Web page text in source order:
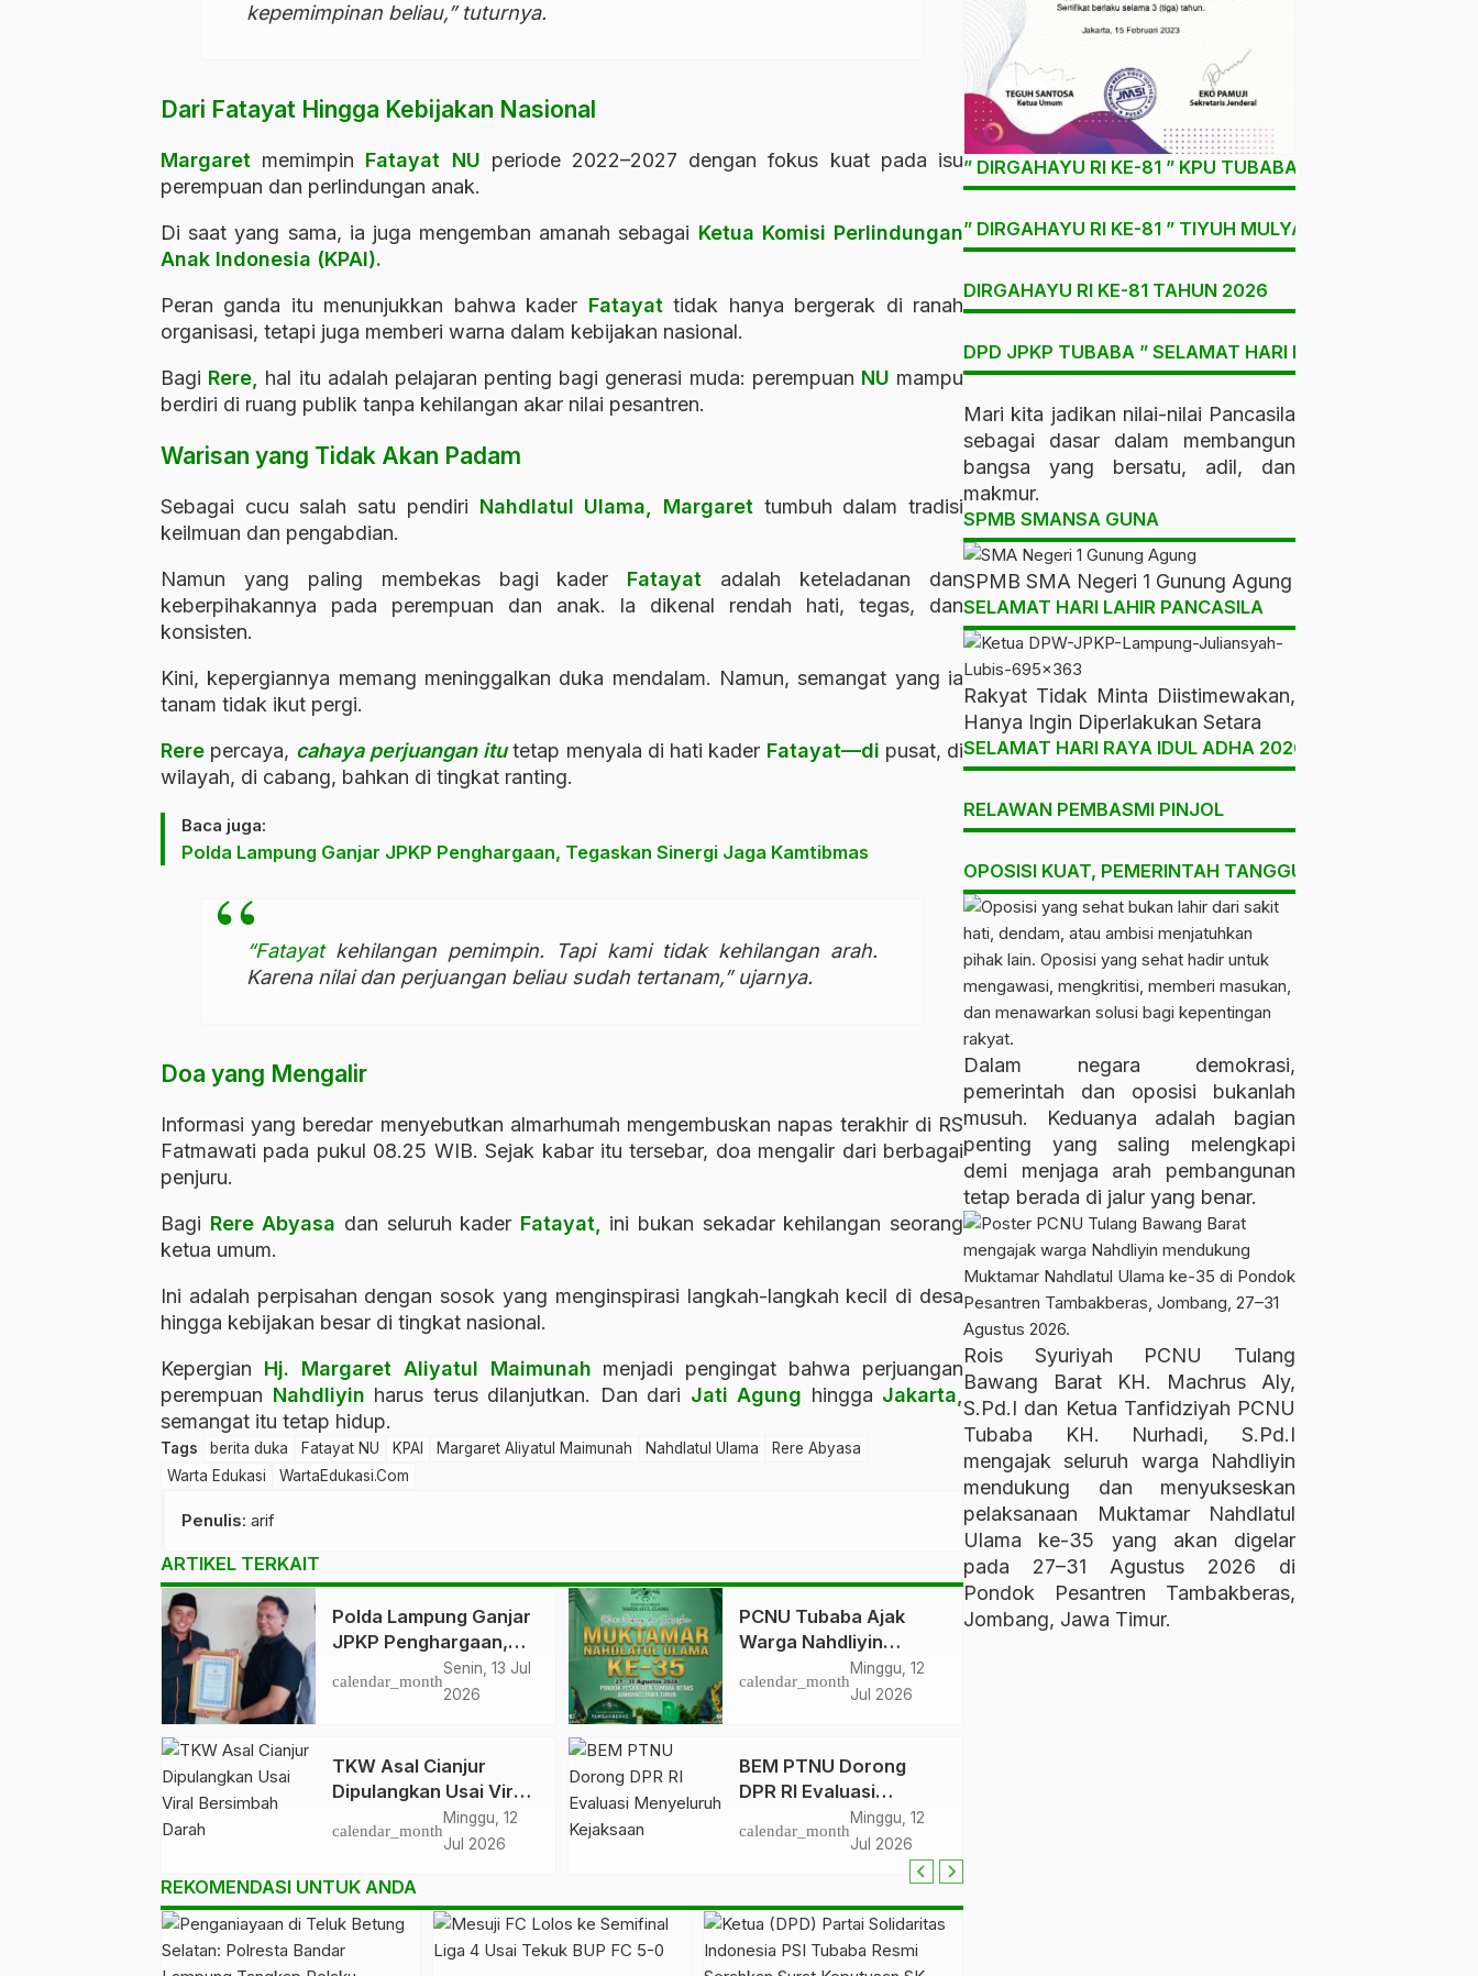
kepemimpinan beliau,” tuturnya.
Dari Fatayat Hingga Kebijakan Nasional
Margaret memimpin Fatayat NU periode 2022–2027 dengan fokus kuat pada isu
perempuan dan perlindungan anak.
Di saat yang sama, ia juga mengemban amanah sebagai Ketua Komisi Perlindungan
Anak Indonesia (KPAI).
Peran ganda itu menunjukkan bahwa kader Fatayattidak hanya bergerak di ranah
organisasi, tetapi juga memberi warna dalam kebijakan nasional.
Bagi Rere, hal itu adalah pelajaran penting bagi generasi muda: perempuan NU mampu
berdiri di ruang publik tanpa kehilangan akar nilai pesantren.
Warisan yang Tidak Akan Padam
Sebagai cucu salah satu pendiri Nahdlatul Ulama, Margarettumbuh dalam tradisi
keilmuan dan pengabdian.
Namun yang paling membekas bagi kader Fatayat adalah keteladanan dan
keberpihakannya pada perempuan dan anak. Ia dikenal rendah hati, tegas, dan
konsisten.
Kini, kepergiannya memang meninggalkan duka mendalam. Namun, semangat yang ia
tanam tidak ikut pergi.
Rere percaya, cahaya perjuangan itutetap menyala di hati kader Fatayat—di pusat, di
wilayah, di cabang, bahkan di tingkat ranting.
Baca juga:
Polda Lampung Ganjar JPKP Penghargaan, Tegaskan Sinergi Jaga Kamtibmas
“Fatayatkehilangan pemimpin. Tapi kami tidak kehilangan arah.
Karena nilai dan perjuangan beliau sudah tertanam,” ujarnya.
Doa yang Mengalir
Informasi yang beredar menyebutkan almarhumah mengembuskan napas terakhir di RS
Fatmawati pada pukul 08.25 WIB. Sejak kabar itu tersebar, doa mengalir dari berbagai
penjuru.
Bagi Rere Abyasa dan seluruh kader Fatayat, ini bukan sekadar kehilangan seorang
ketua umum.
Ini adalah perpisahan dengan sosok yang menginspirasi langkah-langkah kecil di desa
hingga kebijakan besar di tingkat nasional.
Kepergian Hj. Margaret Aliyatul Maimunah menjadi pengingat bahwa perjuangan
perempuan Nahdliyin harus terus dilanjutkan. Dan dari Jati Agung hingga Jakarta,
semangat itu tetap hidup.
Tags berita duka Fatayat NU KPAI Margaret Aliyatul Maimunah Nahdlatul Ulama
Rere Abyasa
Warta Edukasi
WartaEdukasi.Com
Penulis: arif
ARTIKEL TERKAIT
Polda Lampung Ganjar
JPKP Penghargaan,
Tegaskan Sinergi Jaga
Kamtibmas
calendar_month
Senin, 13 Jul
2026
PCNU Tubaba Ajak
Warga Nahdliyin
Sukseskan Muktamar
NU ke-35 di Jombang
calendar_month
Minggu, 12
Jul 2026
TKW Asal Cianjur
Dipulangkan Usai Viral
Bersimbah Darah
calendar_month
Minggu, 12
Jul 2026
BEM PTNU Dorong
DPR RI Evaluasi
Menyeluruh Kejaksaan
calendar_month
Minggu, 12
Jul 2026
REKOMENDASI UNTUK ANDA
” DIRGAHAYU RI KE-81 ” KPU TUBABA
” DIRGAHAYU RI KE-81 ” TIYUH MULYA SARI
DIRGAHAYU RI KE-81 TAHUN 2026
DPD JPKP TUBABA ” SELAMAT HARI LAHIR PANCASILA “
Mari kita jadikan nilai-nilai Pancasila
sebagai dasar dalam membangun
bangsa yang bersatu, adil, dan
makmur.
SPMB SMANSA GUNA
SPMB SMA Negeri 1 Gunung Agung
SELAMAT HARI LAHIR PANCASILA
Rakyat Tidak Minta Diistimewakan,
Hanya Ingin Diperlakukan Setara
SELAMAT HARI RAYA IDUL ADHA 2026
RELAWAN PEMBASMI PINJOL
OPOSISI KUAT, PEMERINTAH TANGGUH, RAKYAT
Dalam negara demokrasi,
pemerintah dan oposisi bukanlah
musuh. Keduanya adalah bagian
penting yang saling melengkapi
demi menjaga arah pembangunan
tetap berada di jalur yang benar.
Rois Syuriyah PCNU Tulang
Bawang Barat KH. Machrus Aly,
S.Pd.I dan Ketua Tanfidziyah PCNU
Tubaba KH. Nurhadi, S.Pd.I
mengajak seluruh warga Nahdliyin
mendukung dan menyukseskan
pelaksanaan Muktamar Nahdlatul
Ulama ke-35 yang akan digelar
pada 27–31 Agustus 2026 di
Pondok Pesantren Tambakberas,
Jombang, Jawa Timur.